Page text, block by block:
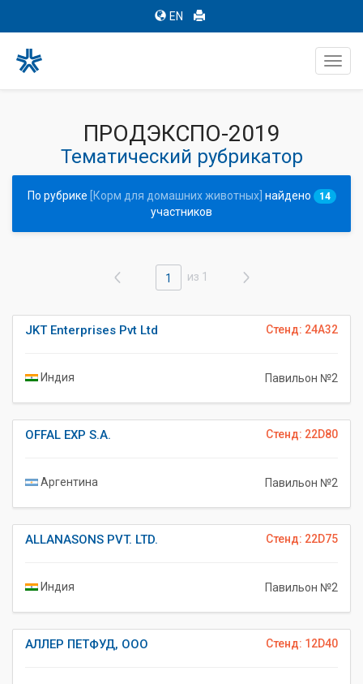
EN
ПРОДЭКСПО-2019
Тематический рубрикатор
По рубрике [Корм для домашних животных] найдено 14
участников
1 из 1
Стенд: 24A32
JKT Enterprises Pvt Ltd
Индия Павильон №2
Стенд: 22D80
OFFAL EXP S.A.
Аргентина Павильон №2
Стенд: 22D75
ALLANASONS PVT. LTD.
Индия Павильон №2
Стенд: 12D40
АЛЛЕР ПЕТФУД, ООО